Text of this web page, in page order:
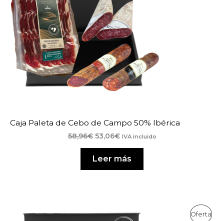
Caja Paleta de Cebo de Campo 50% Ibérica
58,96€ El
era:
58,96€.
53,06€El
actual
es:
53,06€.
IVA incluido
Leer más
Oferta